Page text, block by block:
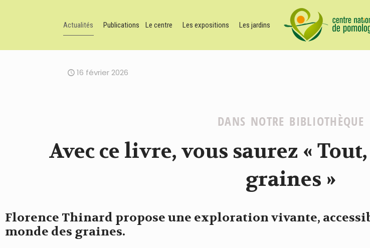
Actualités Publications Le centre Les expositions Les jardins
16 février 2026
DANS NOTRE BIBLIOTHÈQUE
Avec ce livre, vous saurez «
graines »
Florence Thinard propose une exploration vivante,
monde des graines.